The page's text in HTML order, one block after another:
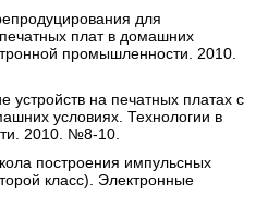
для
плат в домашних
промышленности. 2010.
устройств на печатных платах с
условиях. Технологии в
2010. №8-10.
построения импульсных
класс). Электронные